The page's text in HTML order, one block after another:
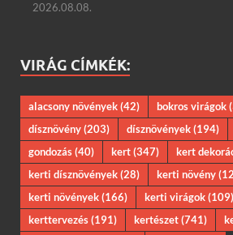
2026.08.08.
VIRÁG CÍMKÉK:
alacsony növények(42) bokros virágok
dísznövény(203) dísznövények(194)
gondozás(40) kert(347) kert
kerti dísznövények(28) kerti növény
kerti növények(166) kerti virágok(109)
kerttervezés(191) kertészet(741)